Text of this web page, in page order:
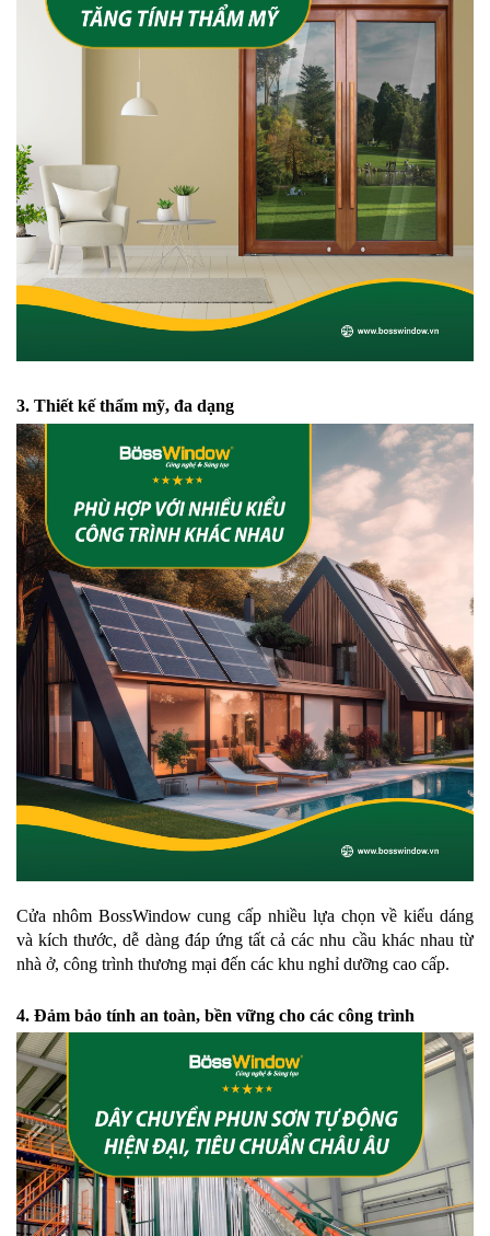
3. Thiết kế thẩm mỹ, đa dạng
Cửa nhôm BossWindow cung cấp nhiều lựa chọn về kiểu dáng
và kích thước, dễ dàng đáp ứng tất cả các nhu cầu khác nhau từ
nhà ở, công trình thương mại đến các khu nghỉ dưỡng cao cấp.
4. Đảm bảo tính an toàn, bền vững cho các công trình